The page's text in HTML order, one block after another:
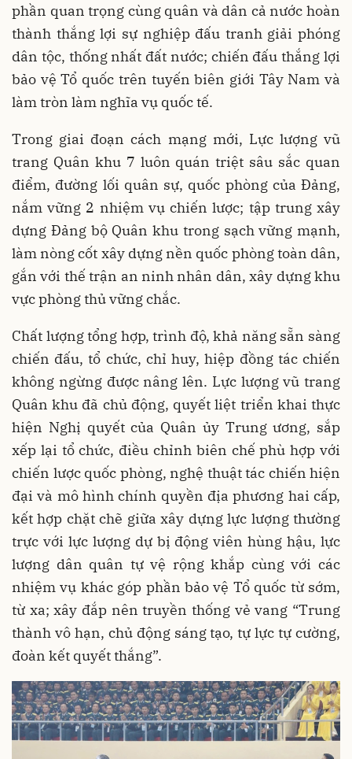
phần quan trọng cùng quân và dân cả nước hoàn
thành thắng lợi sự nghiệp đấu tranh giải phóng
dân tộc, thống nhất đất nước; chiến đấu thắng lợi
bảo vệ Tổ quốc trên tuyến biên giới Tây Nam và
làm tròn làm nghĩa vụ quốc tế.
Trong giai đoạn cách mạng mới, Lực lượng vũ
trang Quân khu 7 luôn quán triệt sâu sắc quan
điểm, đường lối quân sự, quốc phòng của Đảng,
nắm vững 2 nhiệm vụ chiến lược; tập trung xây
dựng Đảng bộ Quân khu trong sạch vững mạnh,
làm nòng cốt xây dựng nền quốc phòng toàn dân,
gắn với thế trận an ninh nhân dân, xây dựng khu
vực phòng thủ vững chắc.
Chất lượng tổng hợp, trình độ, khả năng sẵn sàng
chiến đấu, tổ chức, chỉ huy, hiệp đồng tác chiến
không ngừng được nâng lên. Lực lượng vũ trang
Quân khu đã chủ động, quyết liệt triển khai thực
hiện Nghị quyết của Quân ủy Trung ương, sắp
xếp lại tổ chức, điều chỉnh biên chế phù hợp với
chiến lược quốc phòng, nghệ thuật tác chiến hiện
đại và mô hình chính quyền địa phương hai cấp,
kết hợp chặt chẽ giữa xây dựng lực lượng thường
trực với lực lượng dự bị động viên hùng hậu, lực
lượng dân quân tự vệ rộng khắp cùng với các
nhiệm vụ khác góp phần bảo vệ Tổ quốc từ sớm,
từ xa; xây đắp nên truyền thống vẻ vang “Trung
thành vô hạn, chủ động sáng tạo, tự lực tự cường,
đoàn kết quyết thắng”.